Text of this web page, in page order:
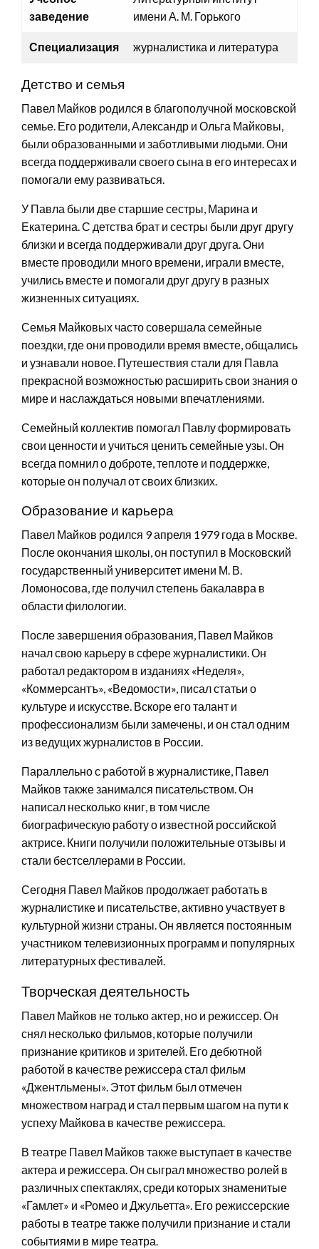
заведение
имени А. М. Горького
Специализация журналистика и литература
Детство и семья
Павел Майков родился в благополучной московской
семье. Его родители, Александр и Ольга Майковы,
были образованными и заботливыми людьми. Они
всегда поддерживали своего сына в его интересах и
помогали ему развиваться.
У Павла были две старшие сестры, Марина и
Екатерина. С детства брат и сестры были друг другу
близки и всегда поддерживали друг друга. Они
вместе проводили много времени, играли вместе,
учились вместе и помогали друг другу в разных
жизненных ситуациях.
Семья Майковых часто совершала семейные
поездки, где они проводили время вместе, общались
и узнавали новое. Путешествия стали для Павла
прекрасной возможностью расширить свои знания о
мире и наслаждаться новыми впечатлениями.
Семейный коллектив помогал Павлу формировать
свои ценности и учиться ценить семейные узы. Он
всегда помнил о доброте, теплоте и поддержке,
которые он получал от своих близких.
Образование и карьера
Павел Майков родился 9 апреля 1979 года в Москве.
После окончания школы, он поступил в Московский
государственный университет имени М. В.
Ломоносова, где получил степень бакалавра в
области филологии.
После завершения образования, Павел Майков
начал свою карьеру в сфере журналистики. Он
работал редактором в изданиях «Неделя»,
«Коммерсантъ», «Ведомости», писал статьи о
культуре и искусстве. Вскоре его талант и
профессионализм были замечены, и он стал одним
из ведущих журналистов в России.
Параллельно с работой в журналистике, Павел
Майков также занимался писательством. Он
написал несколько книг, в том числе
биографическую работу о известной российской
актрисе. Книги получили положительные отзывы и
стали бестселлерами в России.
Сегодня Павел Майков продолжает работать в
журналистике и писательстве, активно участвует в
культурной жизни страны. Он является постоянным
участником телевизионных программ и популярных
литературных фестивалей.
Творческая деятельность
Павел Майков не только актер, но и режиссер. Он
снял несколько фильмов, которые получили
признание критиков и зрителей. Его дебютной
работой в качестве режиссера стал фильм
«Джентльмены». Этот фильм был отмечен
множеством наград и стал первым шагом на пути к
успеху Майкова в качестве режиссера.
В театре Павел Майков также выступает в качестве
актера и режиссера. Он сыграл множество ролей в
различных спектаклях, среди которых знаменитые
«Гамлет» и «Ромео и Джульетта». Его режиссерские
работы в театре также получили признание и стали
событиями в мире театра.